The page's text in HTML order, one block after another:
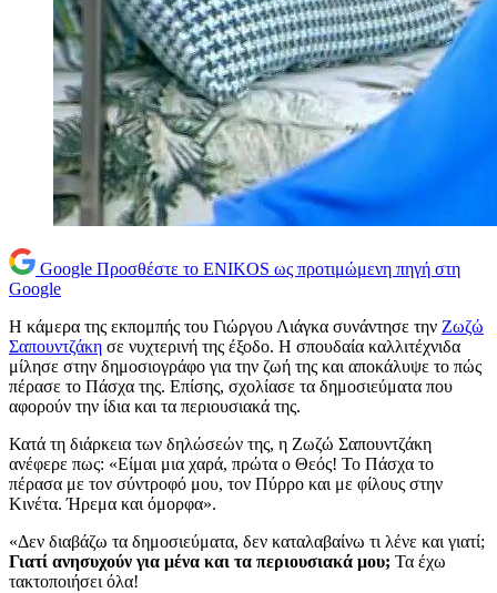
Google Προσθέστε το ENIKOS ως προτιμώμενη πηγή στη
Google
Η κάμερα της εκπομπής του Γιώργου Λιάγκα συνάντησε την Ζωζώ
Σαπουντζάκη σε νυχτερινή της έξοδο. Η σπουδαία καλλιτέχνιδα
μίλησε στην δημοσιογράφο για την ζωή της και αποκάλυψε το πώς
πέρασε το Πάσχα της. Επίσης, σχολίασε τα δημοσιεύματα που
αφορούν την ίδια και τα περιουσιακά της.
Κατά τη διάρκεια των δηλώσεών της, η Ζωζώ Σαπουντζάκη
ανέφερε πως: «Είμαι μια χαρά, πρώτα ο Θεός! Το Πάσχα το
πέρασα με τον σύντροφό μου, τον Πύρρο και με φίλους στην
Κινέτα. Ήρεμα και όμορφα».
«Δεν διαβάζω τα δημοσιεύματα, δεν καταλαβαίνω τι λένε και γιατί;
Γιατί ανησυχούν για μένα και τα περιουσιακά μου; Τα έχω
τακτοποιήσει όλα!